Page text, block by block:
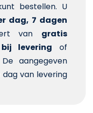
bestellen. U
dag, 7 dagen
van gratis
levering of
aangegeven
dag van levering